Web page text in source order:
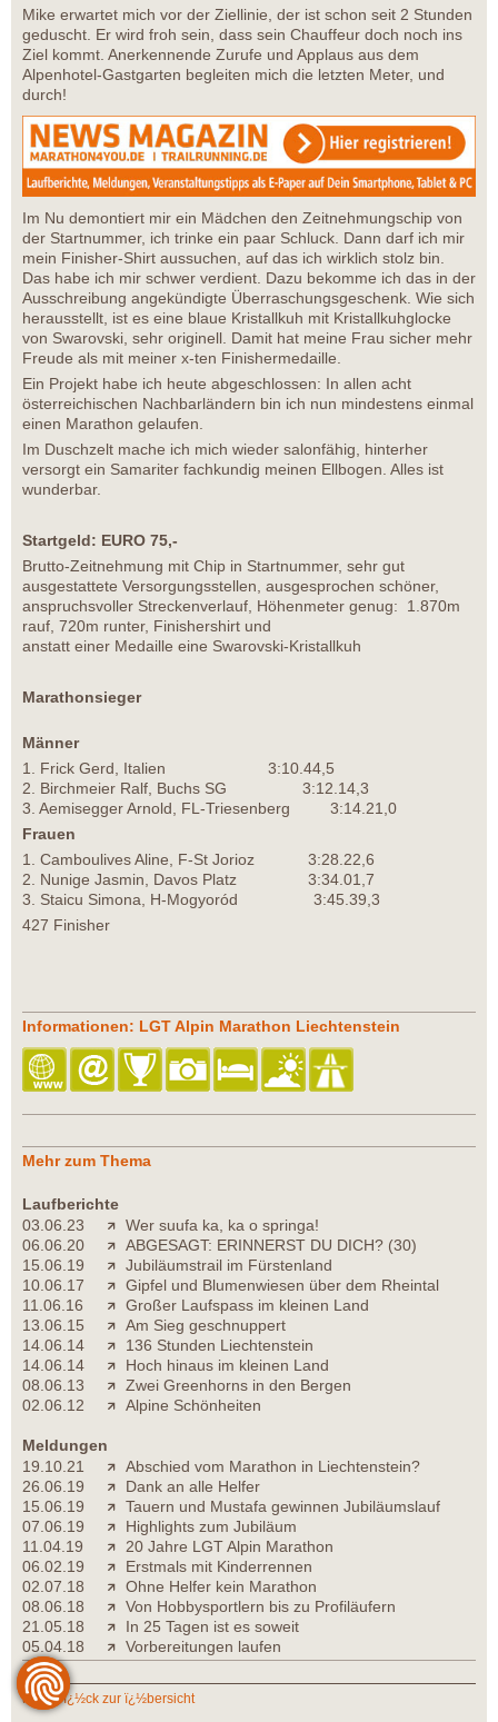
Mike erwartet mich vor der Ziellinie, der ist schon seit 2 Stunden
geduscht. Er wird froh sein, dass sein Chauffeur doch noch ins
Ziel kommt. Anerkennende Zurufe und Applaus aus dem
Alpenhotel-Gastgarten begleiten mich die letzten Meter, und
durch!
Im Nu demontiert mir ein Mädchen den Zeitnehmungschip von
der Startnummer, ich trinke ein paar Schluck. Dann darf ich mir
mein Finisher-Shirt aussuchen, auf das ich wirklich stolz bin.
Das habe ich mir schwer verdient. Dazu bekomme ich das in der
Ausschreibung angekündigte Überraschungsgeschenk. Wie sich
herausstellt, ist es eine blaue Kristallkuh mit Kristallkuhglocke
von Swarovski, sehr originell. Damit hat meine Frau sicher mehr
Freude als mit meiner x-ten Finishermedaille.
Ein Projekt habe ich heute abgeschlossen: In allen acht
österreichischen Nachbarländern bin ich nun mindestens einmal
einen Marathon gelaufen.
Im Duschzelt mache ich mich wieder salonfähig, hinterher
versorgt ein Samariter fachkundig meinen Ellbogen. Alles ist
wunderbar.
Startgeld: EURO 75,-
Brutto-Zeitnehmung mit Chip in Startnummer, sehr gut
ausgestattete Versorgungsstellen, ausgesprochen schöner,
anspruchsvoller Streckenverlauf, Höhenmeter genug: 1.870m
rauf, 720m runter, Finishershirt und
anstatt einer Medaille eine Swarovski-Kristallkuh
Marathonsieger
Männer
1. Frick Gerd, Italien 3:10.44,5
2. Birchmeier Ralf, Buchs SG 3:12.14,3
3. Aemisegger Arnold, FL-Triesenberg 3:14.21,0
Frauen
1. Camboulives Aline, F-St Jorioz 3:28.22,6
2. Nunige Jasmin, Davos Platz 3:34.01,7
3. Staicu Simona, H-Mogyoród 3:45.39,3
427 Finisher
Informationen: LGT Alpin Marathon Liechtenstein
Mehr zum Thema
Laufberichte
03.06.23
Wer suufa ka, ka o springa!
06.06.20
ABGESAGT: ERINNERST DU DICH? (30)
15.06.19
Jubiläumstrail im Fürstenland
10.06.17
Gipfel und Blumenwiesen über dem Rheintal
11.06.16
Großer Laufspass im kleinen Land
13.06.15
Am Sieg geschnuppert
14.06.14
136 Stunden Liechtenstein
14.06.14
Hoch hinaus im kleinen Land
08.06.13
Zwei Greenhorns in den Bergen
02.06.12
Alpine Schönheiten
Meldungen
19.10.21
Abschied vom Marathon in Liechtenstein?
26.06.19
Dank an alle Helfer
15.06.19
Tauern und Mustafa gewinnen Jubiläumslauf
07.06.19
Highlights zum Jubiläum
11.04.19
20 Jahre LGT Alpin Marathon
06.02.19
Erstmals mit Kinderrennen
02.07.18
Ohne Helfer kein Marathon
08.06.18
Von Hobbysportlern bis zu Profiläufern
21.05.18
In 25 Tagen ist es soweit
05.04.18
Vorbereitungen laufen
zurï¿½ck zur ï¿½bersicht